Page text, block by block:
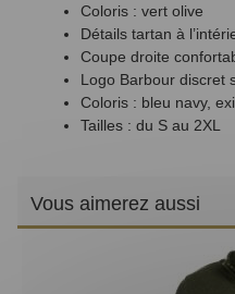
Coloris : vert olive
Détails tartan à
Coupe droite
Logo Barbour discret
Coloris : bleu navy,
Tailles : du S au 2XL
Vous aimerez aussi